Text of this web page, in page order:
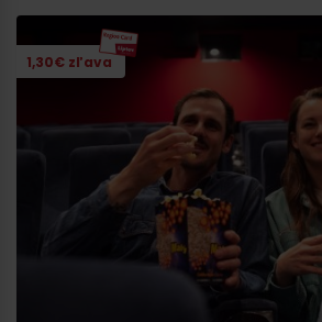
1,30€ zľava